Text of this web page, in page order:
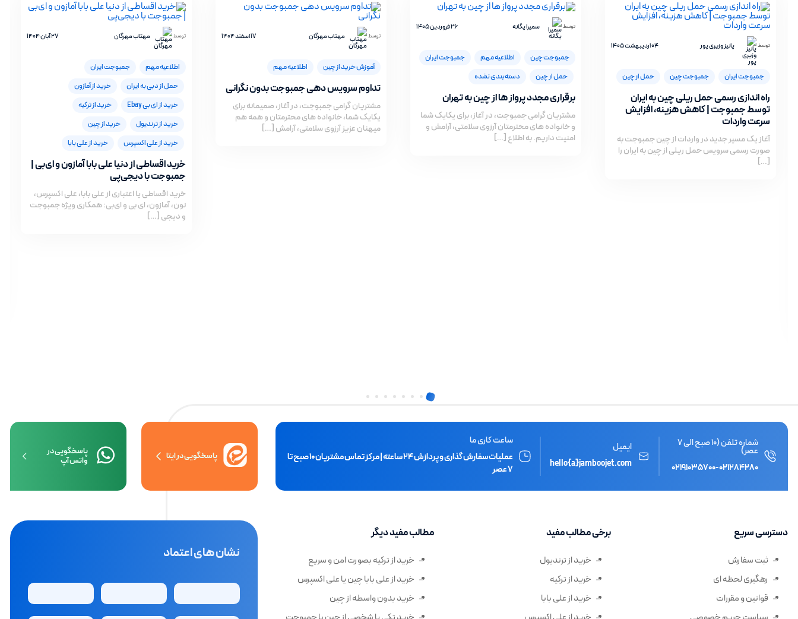
توسط پانیز وزیری پور 04 اردیبهشت 1405
جمبوجت ایران جمبوجت چین حمل از چین
راه اندازی رسمی حمل ریلی چین به ایران
توسط جمبوجت | کاهش هزینه، افزایش
سرعت واردات
آغاز یک مسیر جدید در واردات از چین جمبوجت به
صورت رسمی سرویس حمل ریلی از چین به ایران را
[…]
توسط سمیرا یگانه 26 فروردین 1405
جمبوجت چین اطلاعیه مهم
جمبوجت ایران
حمل از چین
دسته‌بندی نشده
برقراری مجدد پرواز ها از چین به تهران
مشتریان گرامی جمبوجت، در آغاز، برای یکایک شما
و خانواده های محترمتان آرزوی سلامتی، آرامش و
امنیت داریم. به اطلاع […]
توسط مهتاب مهرگان 17 اسفند 1404
آموزش خرید از چین اطلاعیه مهم
تداوم سرویس دهی جمبوجت بدون نگرانی
مشتریان گرامی جمبوجت، در آغاز، صمیمانه برای
یکایک شما، خانواده های محترمتان و همه هم
میهنان عزیز آرزوی سلامتی، آرامش […]
توسط مهتاب مهرگان 27 آبان 1404
اطلاعیه مهم
جمبوجت ایران
حمل از دبی به ایران
خرید از آمازون
خرید از ای بی Ebay
خرید از ترکیه
خرید از ترندیول
خرید از چین
خرید از علی اکسپرس
خرید از علی بابا
خرید اقساطی از دنیا علی بابا آمازون و ای‌بی |
جمبوجت با دیجی‌پی
خرید اقساطی یا اعتباری از علی بابا، علی اکسپرس،
نون، آمازون، ای‌ بی و ای‌بی: همکاری ویژه جمبوجت
و دیجی‌ […]
شماره تلفن (10 صبح الی 7
عصر)
۰۲۱۲۸۴۲۸۰-۰۲۱۹۱۰۳۵۷۰۰
ایمیل
hello{a}jamboojet.com
ساعت کاری ما
عملیات سفارش گذاری و پردازش ۲۴ ساعته | مرکز تماس مشتریان ۱۰ صبح تا
۷ عصر
پاسخگویی در ایتا
پاسخگویی در
واتس آپ
دسترسی سریع
ثبت سفارش
رهگیری لحظه ای
قوانین و مقررات
برخی مطالب مفید
خرید از ترندیول
خرید از ترکیه
خرید از علی بابا
مطالب مفید دیگر
خرید از ترکیه بصورت امن و سریع
خرید از علی بابا چین یا علی اکسپرس
خرید بدون واسطه از چین
نشان های اعتماد